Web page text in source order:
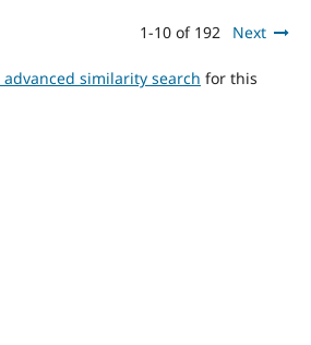
1-10 of 192 Next
similarity search for this